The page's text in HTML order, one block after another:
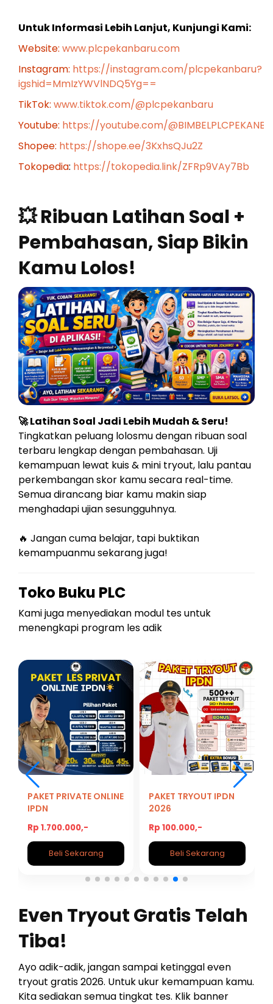
Untuk Informasi Lebih Lanjut, Kunjungi Kami:
Website: www.plcpekanbaru.com
Instagram: https://instagram.com/plcpekanbaru?
igshid=MmIzYWVlNDQ5Yg==
TikTok: www.tiktok.com/@plcpekanbaru
Youtube: https://youtube.com/
Shopee: https://shope.ee/3KxhsQJu2Z
Tokopedia: https://tokopedia.link/ZFRp9VAy7Bb
💥 Ribuan Latihan Soal +
Pembahasan, Siap Bikin
Kamu Lolos!
🚀 Latihan Soal Jadi Lebih Mudah & Seru!
Tingkatkan peluang lolosmu dengan ribuan soal
terbaru lengkap dengan pembahasan. Uji
kemampuan lewat kuis & mini tryout, lalu pantau
perkembangan skor kamu secara real-time.
Semua dirancang biar kamu makin siap
menghadapi ujian sesungguhnya.
🔥 Jangan cuma belajar, tapi buktikan
kemampuanmu sekarang juga!
Toko Buku PLC
Kami juga menyediakan modul tes untuk
menengkapi program les adik
PAKET PRIVATE ONLINE
IPDN
Rp 1.700.000,-
Beli Sekarang
PAKET TRYOUT IPDN
2026
Rp 100.000,-
Beli Sekarang
Even Tryout Gratis Telah
Tiba!
Ayo adik-adik, jangan sampai ketinggal even
tryout gratis 2026. Untuk ukur kemampuan kamu.
Kita sediakan semua tingkat tes. Klik banner